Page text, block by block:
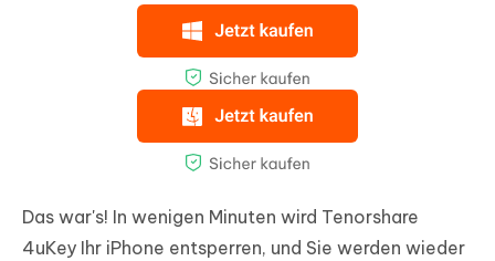
Das war's! In wenigen Minuten wird Tenorshare
4uKey Ihr iPhone entsperren, und Sie werden wieder